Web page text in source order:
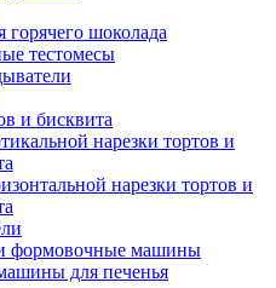
горячего шоколада
тестомесы
и бисквита
нарезки тортов и
нарезки тортов и
формовочные машины
для печенья